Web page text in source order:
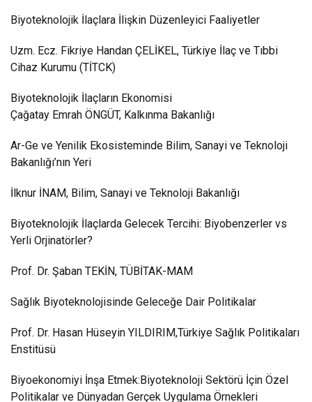
Biyoteknolojik İlaçlara İlişkin Düzenleyici Faaliyetler
Uzm. Ecz. Fikriye Handan ÇELİKEL, Türkiye İlaç ve Tıbbi
Cihaz Kurumu (TİTCK)
Biyoteknolojik İlaçların Ekonomisi
Çağatay Emrah ÖNGÜT, Kalkınma Bakanlığı
Ar-Ge ve Yenilik Ekosisteminde Bilim, Sanayi ve Teknoloji
Bakanlığı’nın Yeri
İlknur İNAM, Bilim, Sanayi ve Teknoloji Bakanlığı
Biyoteknolojik İlaçlarda Gelecek Tercihi: Biyobenzerler vs
Yerli Orjinatörler?
Prof. Dr. Şaban TEKİN, TÜBİTAK-MAM
Sağlık Biyoteknolojisinde Geleceğe Dair Politikalar
Prof. Dr. Hasan Hüseyin YILDIRIM,Türkiye Sağlık Politikaları
Enstitüsü
Biyoekonomiyi İnşa Etmek:Biyoteknoloji Sektörü İçin Özel
Politikalar ve Dünyadan Gerçek Uygulama Örnekleri